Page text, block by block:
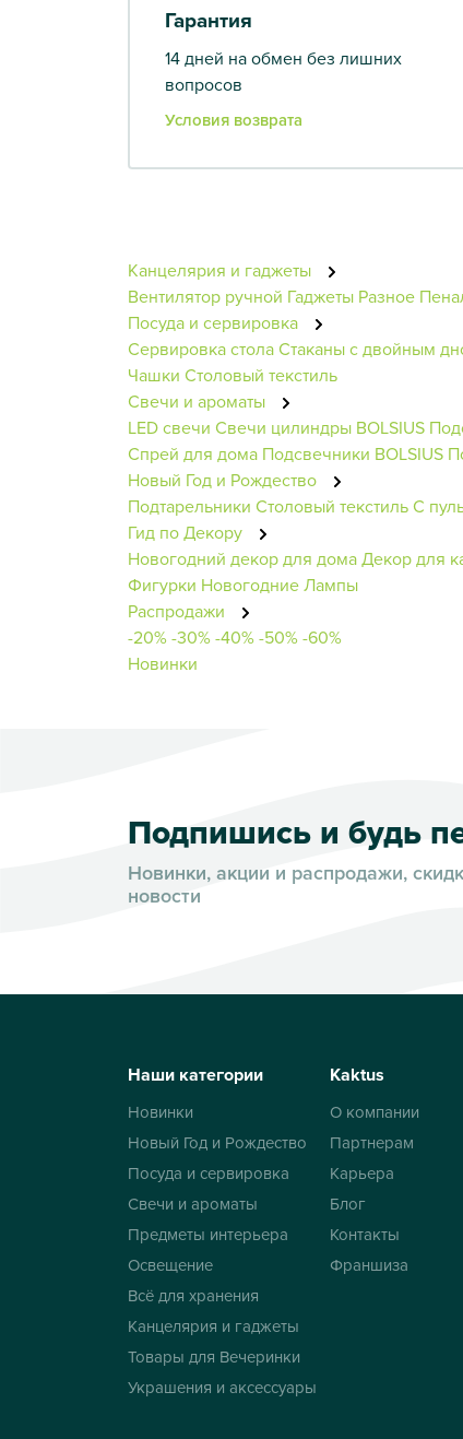
Гарантия
14 дней на обмен без лишних
вопросов
Условия возврата
Канцелярия и гаджеты
Вентилятор ручной Гаджеты Разное
Посуда и сервировка
Сервировка столаСтаканы с двойным
Чашки Столовый текстиль
Свечи и ароматы
LED свечи Свечи цилиндры BOLSIUS
Спрей для дома Подсвечники BOLSIUS
Новый Год и Рождество
Подтарельники Столовый текстильС
Гид по Декору
Новогодний декор для домаДекор для
Фигурки НовогодниеЛампы
Распродажи
-20%-30%-40%-50%-60%
Новинки
Подпишись и будь
Новинки, акции и распродажи,
новости
Наши категории
Новинки
Новый Год и Рождество
Посуда и сервировка
Свечи и ароматы
Предметы интерьера
Освещение
Всё для хранения
Канцелярия и гаджеты
Товары для Вечеринки
Украшения и аксессуары
Kaktus
О компании
Партнерам
Карьера
Блог
Контакты
Франшиза